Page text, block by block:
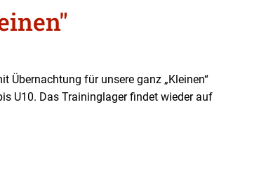
Übernachtung für unsere ganz „Kleinen“
U10. Das Traininglager findet wieder auf